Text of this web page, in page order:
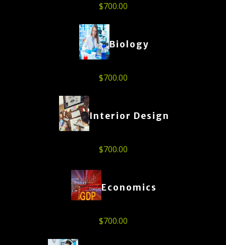
$700.00
Biology
$700.00
Interior Design
$700.00
Economics
$700.00